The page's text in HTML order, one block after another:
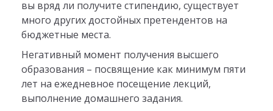
вы вряд ли получите стипендию, существует
много других достойных претендентов на
бюджетные места.
Негативный момент получения высшего
образования – посвящение как минимум пяти
лет на ежедневное посещение лекций,
выполнение домашнего задания.